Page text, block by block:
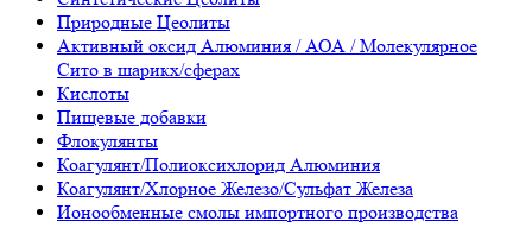
Природные Цеолиты
Активный оксид Алюминия / АОА / Молекулярное
Сито в шарикх/сферах
Кислоты
Пищевые добавки
Флокулянты
Коагулянт/Полиоксихлорид Алюминия
Коагулянт/Хлорное Железо/Сульфат Железа
Ионообменные смолы импортного производства